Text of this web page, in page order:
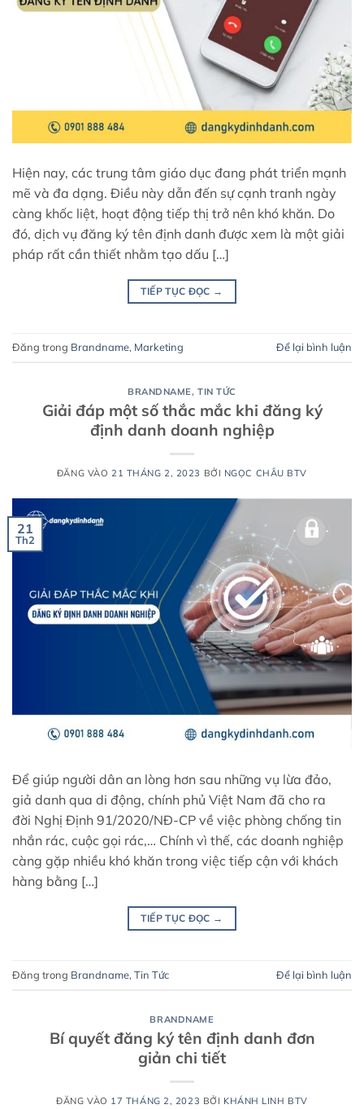
Hiện nay, các trung tâm giáo dục đang phát triển mạnh
mẽ và đa dạng. Điều này dẫn đến sự cạnh tranh ngày
càng khốc liệt, hoạt động tiếp thị trở nên khó khăn. Do
đó, dịch vụ đăng ký tên định danh được xem là một giải
pháp rất cần thiết nhằm tạo dấu […]
TIẾP TỤC ĐỌC →
Đăng trong Brandname, Marketing Để lại bình luận
BRANDNAME,TIN TỨC
Giải đáp một số thắc mắc khi đăng ký
định danh doanh nghiệp
ĐĂNG VÀO 21 THÁNG 2, 2023 BỞI NGỌC CHÂU BTV
21
Th2
Để giúp người dân an lòng hơn sau những vụ lừa đảo,
giả danh qua di động, chính phủ Việt Nam đã cho ra
đời Nghị Định 91/2020/NĐ-CP về việc phòng chống tin
nhắn rác, cuộc gọi rác,… Chính vì thế, các doanh nghiệp
càng gặp nhiều khó khăn trong việc tiếp cận với khách
hàng bằng […]
TIẾP TỤC ĐỌC →
Đăng trong Brandname, Tin Tức Để lại bình luận
BRANDNAME
Bí quyết đăng ký tên định danh đơn
giản chi tiết
ĐĂNG VÀO 17 THÁNG 2, 2023 BỞI KHÁNH LINH BTV